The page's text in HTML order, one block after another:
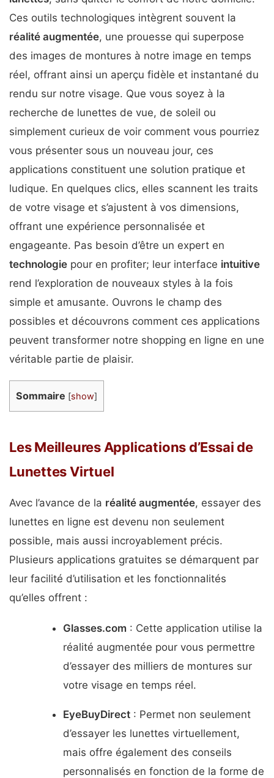
Ces outils technologiques intègrent souvent la
réalité augmentée, une prouesse qui superpose
des images de montures à notre image en temps
réel, offrant ainsi un aperçu fidèle et instantané du
rendu sur notre visage. Que vous soyez à la
recherche de lunettes de vue, de soleil ou
simplement curieux de voir comment vous pourriez
vous présenter sous un nouveau jour, ces
applications constituent une solution pratique et
ludique. En quelques clics, elles scannent les traits
de votre visage et s’ajustent à vos dimensions,
offrant une expérience personnalisée et
engageante. Pas besoin d’être un expert en
technologie pour en profiter; leur interface intuitive
rend l’exploration de nouveaux styles à la fois
simple et amusante. Ouvrons le champ des
possibles et découvrons comment ces applications
peuvent transformer notre shopping en ligne en une
véritable partie de plaisir.
Sommaire [show]
Les Meilleures Applications d’Essai de
Lunettes Virtuel
Avec l’avance de la réalité augmentée, essayer des
lunettes en ligne est devenu non seulement
possible, mais aussi incroyablement précis.
Plusieurs applications gratuites se démarquent par
leur facilité d’utilisation et les fonctionnalités
qu’elles offrent :
Glasses.com : Cette application utilise la
réalité augmentée pour vous permettre
d’essayer des milliers de montures sur
votre visage en temps réel.
EyeBuyDirect: Permet non seulement
d’essayer les lunettes virtuellement,
mais offre également des conseils
personnalisés en fonction de la forme de